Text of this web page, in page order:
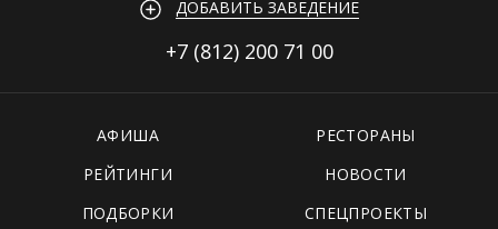
ДОБАВИТЬ ЗАВЕДЕНИЕ
+7 (812) 200 71 00
АФИША
РЕСТОРАНЫ
РЕЙТИНГИ
НОВОСТИ
ПОДБОРКИ
СПЕЦПРОЕКТЫ